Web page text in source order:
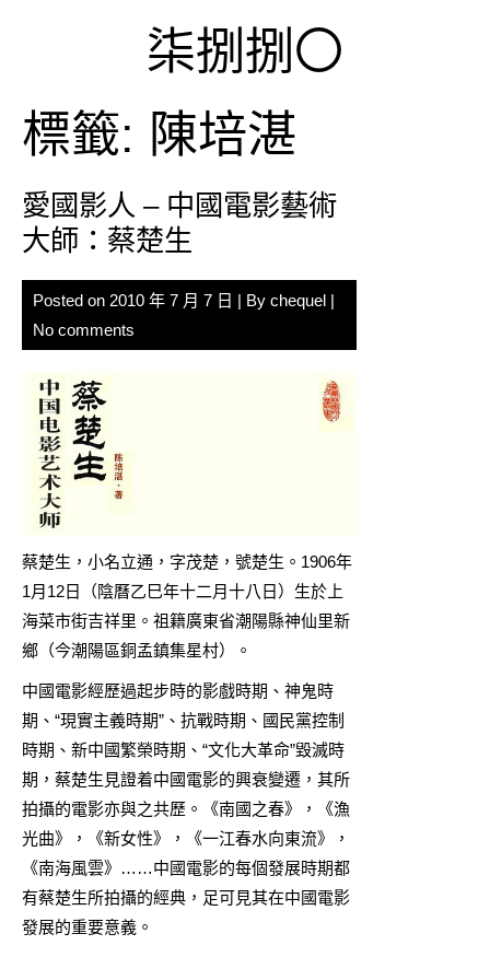
柒捌捌〇
標籤: 陳培湛
愛國影人 – 中國電影藝術
大師：蔡楚生
Posted on 2010 年 7 月 7 日 | By chequel |
No comments
蔡楚生，小名立通，字茂楚，號楚生。1906年
1月12日（陰曆乙巳年十二月十八日）生於上
海菜市街吉祥里。祖籍廣東省潮陽縣神仙里新
鄉（今潮陽區銅孟鎮集星村）。
中國電影經歷過起步時的影戲時期、神鬼時
期、“現實主義時期”、抗戰時期、國民黨控制
時期、新中國繁榮時期、“文化大革命”毀滅時
期，蔡楚生見證着中國電影的興衰變遷，其所
拍攝的電影亦與之共歷。《南國之春》，《漁
光曲》，《新女性》，《一江春水向東流》，
《南海風雲》……中國電影的每個發展時期都
有蔡楚生所拍攝的經典，足可見其在中國電影
發展的重要意義。